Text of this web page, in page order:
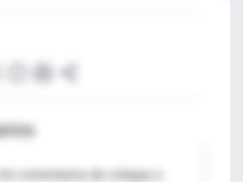
comentarios de colegas o